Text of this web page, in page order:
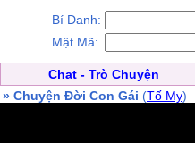
Bí Danh:
Mật Mã:
Chat - Trò Chuyện
» Chuyện Đời Con Gái (Tố My)